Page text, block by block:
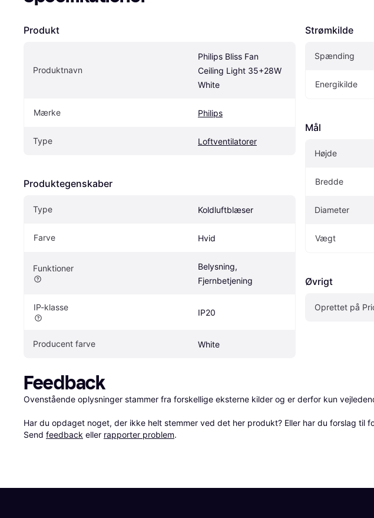
Produkt
Produktnavn
Philips Bliss Fan
Ceiling Light 35+28W
White
Mærke Philips
Type Loftventilatorer
Produktegenskaber
Type Koldluftblæser
Farve Hvid
Funktioner
Belysning,
Fjernbetjening
IP-klasse
IP20
Producent farve White
Strømkilde
Spænding
Energikilde
Mål
Højde
Bredde
Diameter
Vægt
Øvrigt
Oprettet på
Feedback
Ovenstående oplysninger stammer fra forskellige eksterne kilder og er derfor kun
Har du opdaget noget, der ikke helt stemmer ved det her produkt? Eller har du forslag til
Send feedback eller rapporter problem.